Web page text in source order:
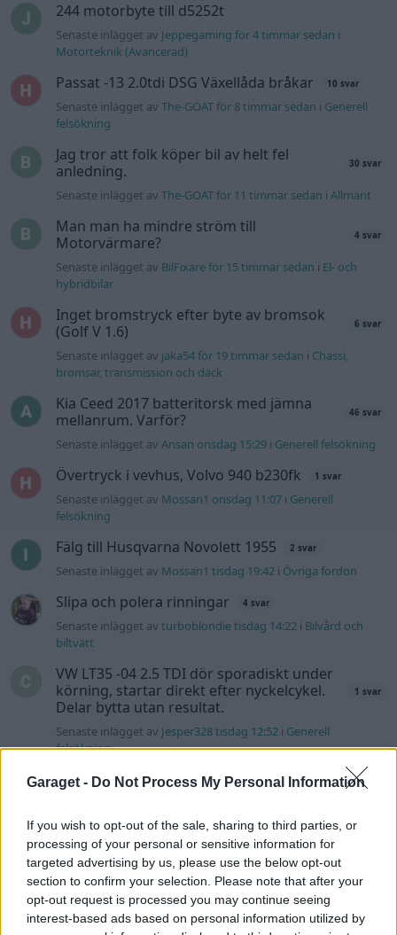
Garaget - Do Not Process My Personal Information
If you wish to opt-out of the sale, sharing to third parties, or
processing of your personal or sensitive information for
targeted advertising by us, please use the below opt-out
section to confirm your selection. Please note that after your
opt-out request is processed you may continue seeing
interest-based ads based on personal information utilized by
244 motorbyte till d5252t
Senaste inlägget av Jeppegaming för 4 timmar sedan i
Motorteknik (Avancerad)
Passat -13 2.0tdi DSG Växellåda bråkar 10 svar
Senaste inlägget avThe-GOAT för 8 timmar sedan i Generell
felsökning
Jag tror att folk köper bil av helt fel
anledning.
30 svar
Senaste inlägget avThe-GOAT för 11 timmar sedan iAllmänt
Man man ha mindre ström till
Motorvärmare?
4 svar
Senaste inlägget av BilFixare för 15 timmar sedan i El- och
hybridbilar
Inget bromstryck efter byte av bromsok
(Golf V 1.6)
6 svar
Senaste inlägget av jaka54 för 19 timmar sedan i Chassi,
bromsar, transmission och däck
Kia Ceed 2017 batteritorsk med jämna
mellanrum. Varför?
46 svar
Senaste inlägget avAnsan onsdag 15:29 i Generell felsökning
Övertryck i vevhus, Volvo 940 b230fk 1 svar
Senaste inlägget av Mossan1 onsdag 11:07 i Generell
felsökning
Fälg till Husqvarna Novolett 1955 2 svar
Senaste inlägget av Mossan1 tisdag 19:42 i Övriga fordon
Slipa och polera rinningar 4 svar
Senaste inlägget avturboblondie tisdag 14:22 i Bilvård och
biltvätt
VW LT35 -04 2.5 TDI dör sporadiskt under
körning, startar direkt efter nyckelcykel.
Delar bytta utan resultat.
1 svar
Senaste inlägget av Jesper328 tisdag 12:52 i Generell
felsökning
Senaste projektinläggen
delar sökes)
Senaste inlägget avTyfors för 6 timmar sedaniProjekt
Huggern goes big block with 427 ZL-1! 551 svar
Senaste inlägget avhugger69 för 6 timmar sedaniProjekt